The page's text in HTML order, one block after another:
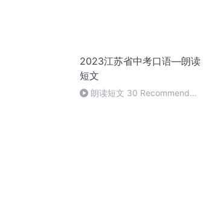
2023江苏省中考口语—朗读
短文
朗读短文 30 Recommend